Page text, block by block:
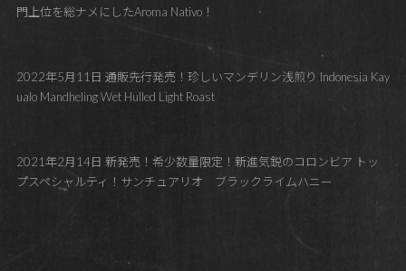
門上位を総ナメにしたAroma Nativo！
2022年5月11日 通販先行発売！珍しいマンデリン浅煎り Indonesia Kay
ualo Mandheling Wet Hulled Light Roast
2021年2月14日 新発売！希少数量限定！新進気鋭のコロンビア トッ
プスペシャルティ！サンチュアリオ ブラックライムハニー